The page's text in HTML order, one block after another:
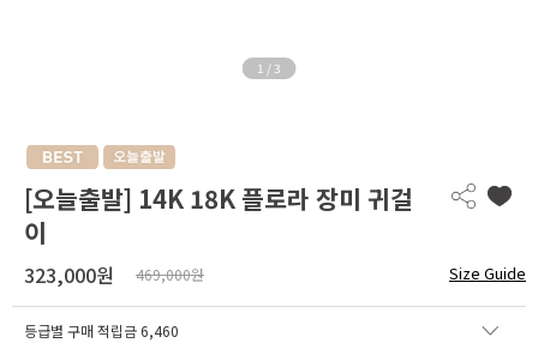
1 / 3
[오늘출발] 14K 18K 플로라 장미 귀걸
이
323,000원 469,000원 Size Guide
등급별 구매 적립금6,460